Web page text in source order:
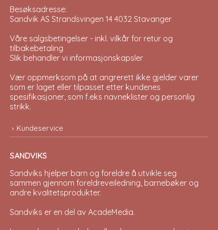
Besøksadresse:
Sandvik AS Strandsvingen 14 4032 Stavanger
Våre salgsbetingelser - inkl. vilkår for retur og
tilbakebetaling
Slik behandler vi informasjonskapsler
Vær oppmerksom på at angrerett ikke gjelder varer
som er laget eller tilpasset etter kundenes
spesifikasjoner, som f.eks navneklister og personlig
strikk.
Kundeservice
SANDVIKS
Sandviks hjelper barn og foreldre å utvikle seg
sammen gjennom foreldreveiledning, barnebøker og
andre kvalitetsprodukter.
Sandviks er en del av AcadeMedia.